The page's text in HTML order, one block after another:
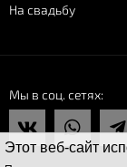
Этот веб-сайт
На свадьбу
Мы в соц. сетях